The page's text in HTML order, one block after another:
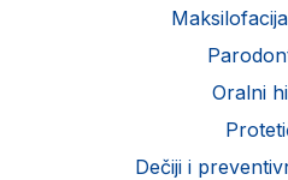
Oralni
Dečiji i